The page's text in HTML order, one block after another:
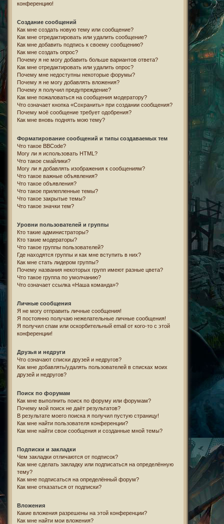
конференцию!
Создание сообщений
Как мне создать новую тему или сообщение?
Как мне отредактировать или удалить сообщение?
Как мне добавить подпись к своему сообщению?
Как мне создать опрос?
Почему я не могу добавить больше вариантов ответа?
Как мне отредактировать или удалить опрос?
Почему мне недоступны некоторые форумы?
Почему я не могу добавлять вложения?
Почему я получил предупреждение?
Как мне пожаловаться на сообщения модератору?
Что означает кнопка «Сохранить» при создании сообщения?
Почему моё сообщение требует одобрения?
Как мне вновь поднять мою тему?
Форматирование сообщений и типы создаваемых тем
Что такое BBCode?
Могу ли я использовать HTML?
Что такое смайлики?
Могу ли я добавлять изображения к сообщениям?
Что такое важные объявления?
Что такое объявления?
Что такое прилепленные темы?
Что такое закрытые темы?
Что такое значки тем?
Уровни пользователей и группы
Кто такие администраторы?
Кто такие модераторы?
Что такое группы пользователей?
Где находятся группы и как мне вступить в них?
Как мне стать лидером группы?
Почему названия некоторых групп имеют разные цвета?
Что такое группа по умолчанию?
Что означает ссылка «Наша команда»?
Личные сообщения
Я не могу отправить личные сообщения!
Я постоянно получаю нежелательные личные сообщения!
Я получил спам или оскорбительный email от кого-то с этой
конференции!
Друзья и недруги
Что означают списки друзей и недругов?
Как мне добавлять/удалять пользователей в списках моих
друзей и недругов?
Поиск по форумам
Как мне выполнить поиск по форуму или форумам?
Почему мой поиск не даёт результатов?
В результате моего поиска я получил пустую страницу!
Как мне найти пользователя конференции?
Как мне найти свои сообщения и созданные мной темы?
Подписки и закладки
Чем закладки отличаются от подписок?
Как мне сделать закладку или подписаться на определённую
тему?
Как мне подписаться на определённый форум?
Как мне отказаться от подписки?
Вложения
Какие вложения разрешены на этой конференции?
Как мне найти мои вложения?